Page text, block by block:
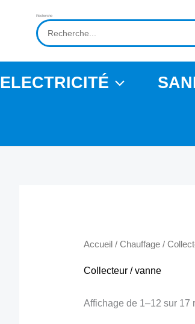
Recherche
ELECTRICITÉ
Accueil / Chauffage/
Collecteur / vanne
Affichage de 1–12 sur 17